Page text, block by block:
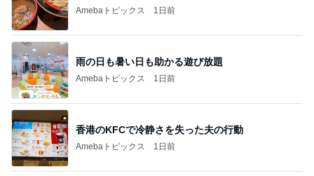
Amebaトピックス 1日前
雨の日も暑い日も助かる遊び放題
Amebaトピックス 1日前
香港のKFCで冷静さを失った夫の行動
Amebaトピックス 1日前